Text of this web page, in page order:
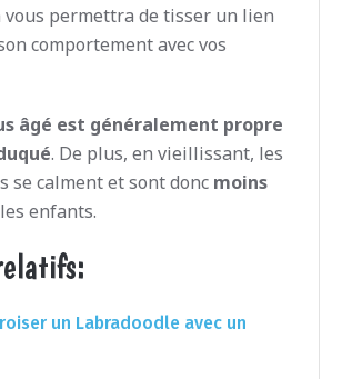
vous permettra de tisser un lien
comportement avec vos
âgé est généralement propre
. De plus, en vieillissant, les
se calment et sont donc moins
enfants.
un Labradoodle avec un